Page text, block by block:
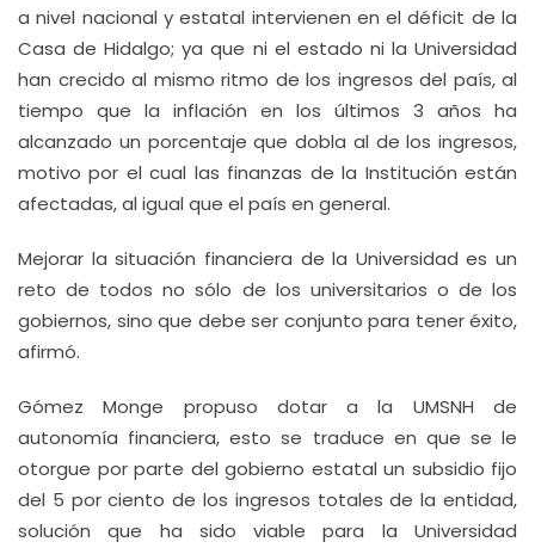
a nivel nacional y estatal intervienen en el déficit de la
Casa de Hidalgo; ya que ni el estado ni la Universidad
han crecido al mismo ritmo de los ingresos del país, al
tiempo que la inflación en los últimos 3 años ha
alcanzado un porcentaje que dobla al de los ingresos,
motivo por el cual las finanzas de la Institución están
afectadas, al igual que el país en general.
Mejorar la situación financiera de la Universidad es un
reto de todos no sólo de los universitarios o de los
gobiernos, sino que debe ser conjunto para tener éxito,
afirmó.
Gómez Monge propuso dotar a la UMSNH de
autonomía financiera, esto se traduce en que se le
otorgue por parte del gobierno estatal un subsidio fijo
del 5 por ciento de los ingresos totales de la entidad,
solución que ha sido viable para la Universidad